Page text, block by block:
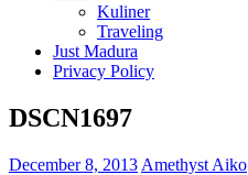
Kuliner
Traveling
Just Madura
Privacy Policy
DSCN1697
December 8, 2013 Amethyst Aiko